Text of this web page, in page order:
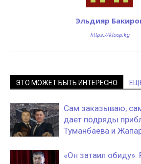
Эльдияр
https://kloop.kg
ЭТО МОЖЕТ БЫТЬ ИНТЕРЕСНО
Сам заказываю,
дает подряды
Туманбаева и
«Он затаил обиду».